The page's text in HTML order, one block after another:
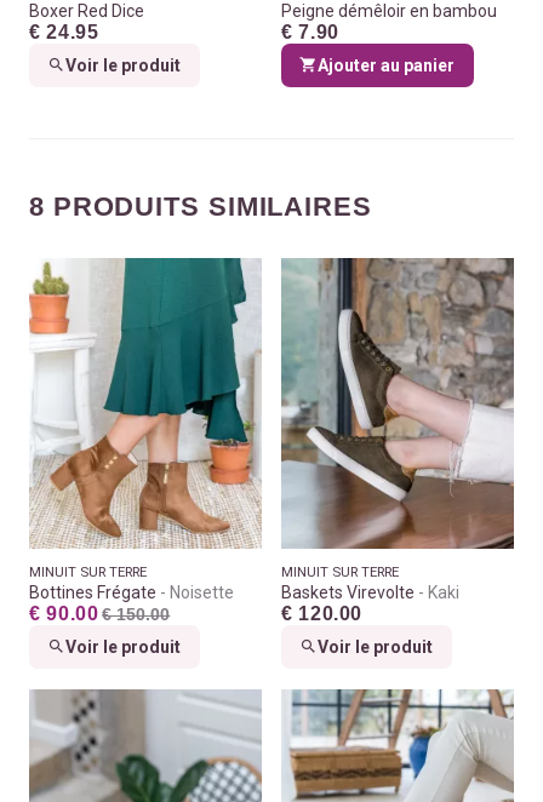
Boxer Red Dice
€ 24.95
Voir le produit
Peigne démêloir en bambou
€ 7.90
Ajouter au panier
8 PRODUITS SIMILAIRES
MINUIT SUR TERRE
Bottines Frégate Noisette
€ 90.00 € 150.00
Voir le produit
MINUIT SUR TERRE
Baskets Virevolte Kaki
€ 120.00
Voir le produit